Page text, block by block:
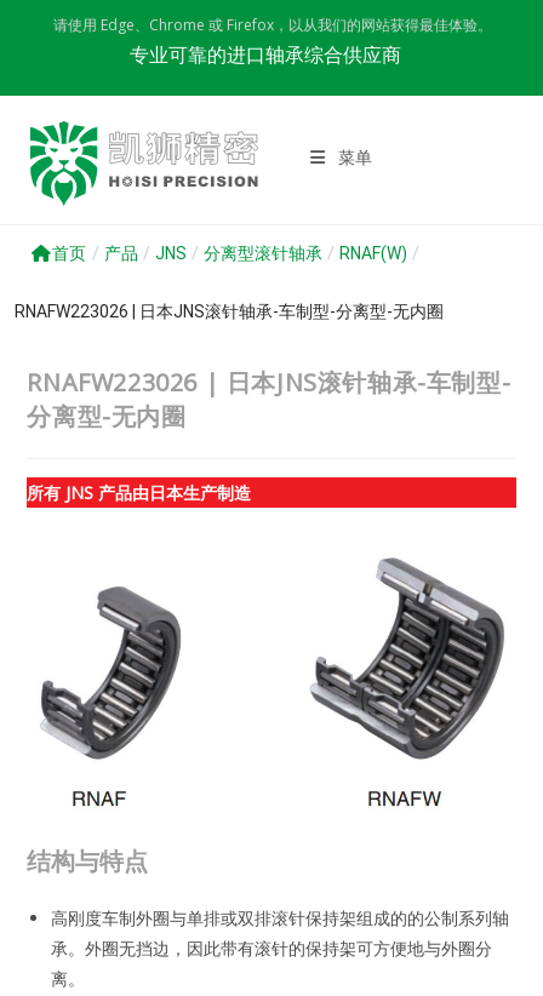
请使用 Edge、Chrome 或 Firefox，以从我们的网站获得最佳体验。
专业可靠的进口轴承综合供应商
菜单
首页 / 产品 / JNS / 分离型滚针轴承 / RNAF(W) /
RNAFW223026 | 日本JNS滚针轴承-车制型-分离型-无内圈
RNAFW223026 | 日本JNS滚针轴承-车制型-
分离型-无内圈
所有 JNS 产品由日本生产制造
结构与特点
高刚度车制外圈与单排或双排滚针保持架组成的的公制系列轴
承。外圈无挡边，因此带有滚针的保持架可方便地与外圈分
离。